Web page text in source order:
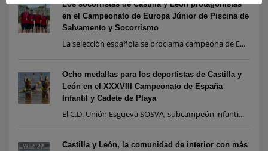
Los socorristas de Castilla y León protagonistas
en el Campeonato de Europa Júnior de Piscina de
Salvamento y Socorrismo
La selección española se proclama campeona de E...
Ocho medallas para los deportistas de Castilla y
León en el XXXVIII Campeonato de España
Infantil y Cadete de Playa
El C.D. Unión Esgueva SOSVA, subcampeón infanti...
Castilla y León, la comunidad de interior con más